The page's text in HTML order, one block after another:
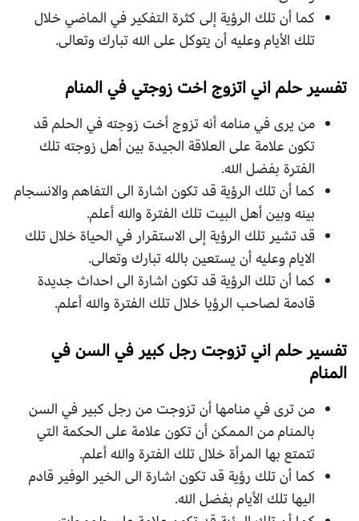
كما أن تلك الرؤية إلى كثرة التفكير في الماضي خلال
تلك الأيام وعليه أن يتوكل على الله تبارك وتعالى.
تفسير حلم اني اتزوج اخت زوجتي في المنام
من يرى في منامه أنه تزوج أخت زوجته في الحلم قد
تكون علامة على العلاقة الجيدة بين أهل زوجته تلك
الفترة بفضل الله.
كما أن تلك الرؤية قد تكون اشارة الى التفاهم والانسجام
بينه وبين أهل البيت تلك الفترة والله أعلم.
قد تشير تلك الرؤية إلى الاستقرار في الحياة خلال تلك
الايام وعليه أن يستعين بالله تبارك وتعالى.
كما أن تلك الرؤية قد تكون اشارة الى احداث جديدة
قادمة لصاحب الرؤيا خلال تلك الفترة والله أعلم.
تفسير حلم اني تزوجت رجل كبير في السن في
المنام
من ترى في منامها أن تزوجت من رجل كبير في السن
بالمنام من الممكن أن تكون علامة على الحكمة التي
تتمتع بها المرأة خلال تلك الفترة والله أعلم.
كما أن تلك رؤية قد تكون اشارة الى الخير الوفير قادم
اليها تلك الأيام بفضل الله.